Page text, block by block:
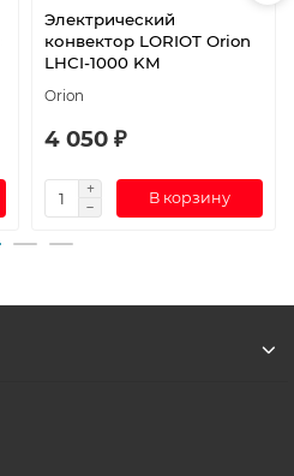
Электрический
конвектор LORIOT Orion
LHCI-1000 KM
Orion
4 050 ₽
В корзину